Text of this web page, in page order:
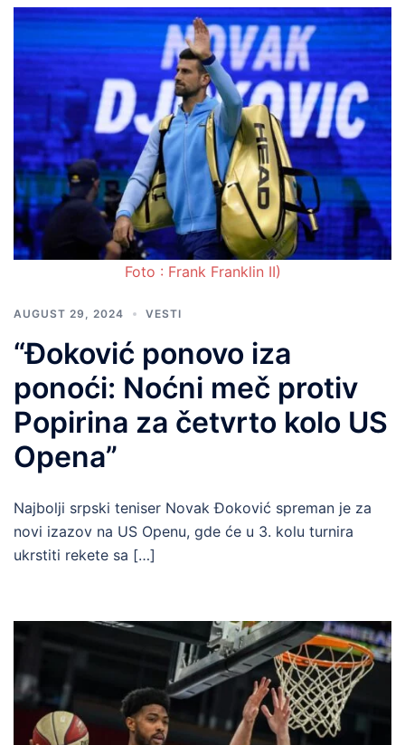
Foto : Frank Franklin II)
AUGUST 29, 2024 VESTI
“Đoković ponovo iza
ponoći: Noćni meč protiv
Popirina za četvrto kolo US
Opena”
Najbolji srpski teniser Novak Đoković spreman je za
novi izazov na US Openu, gde će u 3. kolu turnira
ukrstiti rekete sa […]